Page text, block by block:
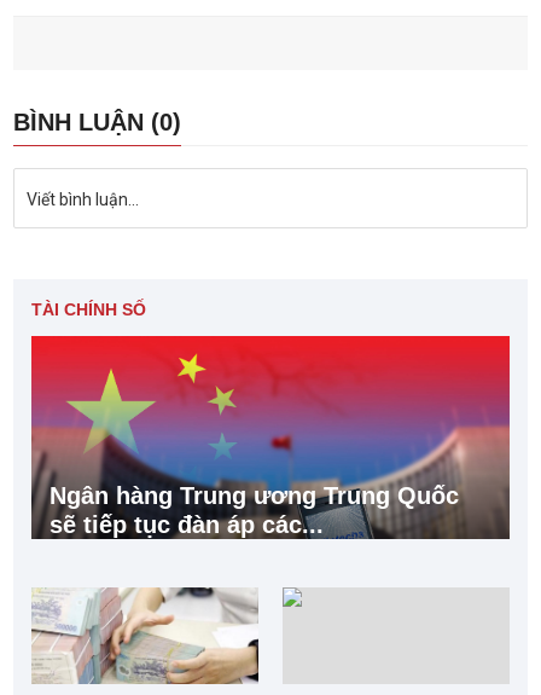
BÌNH LUẬN (0)
Viết bình luận...
TÀI CHÍNH SỐ
Ngân hàng Trung ương Trung Quốc
sẽ tiếp tục đàn áp các...